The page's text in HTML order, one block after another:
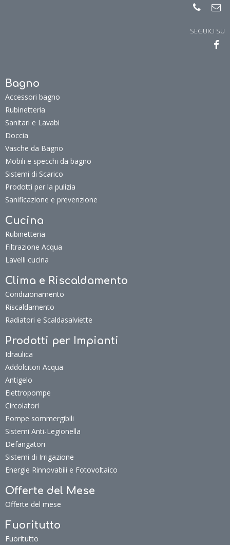
SEGUICI SU
Bagno
Accessori bagno
Rubinetteria
Sanitari e Lavabi
Doccia
Vasche da Bagno
Mobili e specchi da bagno
Sistemi di Scarico
Prodotti per la pulizia
Sanificazione e prevenzione
Cucina
Rubinetteria
Filtrazione Acqua
Lavelli cucina
Clima e Riscaldamento
Condizionamento
Riscaldamento
Radiatori e Scaldasalviette
Prodotti per Impianti
Idraulica
Addolcitori Acqua
Antigelo
Elettropompe
Circolatori
Pompe sommergibili
Sistemi Anti-Legionella
Defangatori
Sistemi di Irrigazione
Energie Rinnovabili e Fotovoltaico
Offerte del Mese
Offerte del mese
Fuoritutto
Fuoritutto